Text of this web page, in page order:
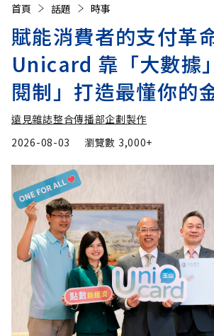
首頁 話題 時事
賦能消費者的支付革
Unicard 靠「大數據
閱制」打造最懂你的
遠見雜誌整合傳播部企劃製作
2026-08-03
瀏覽數 3,000+